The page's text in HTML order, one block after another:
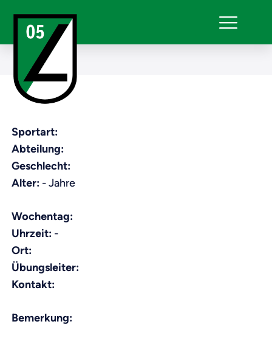
Sportart:
Abteilung:
Geschlecht:
Alter: - Jahre
Wochentag:
Uhrzeit: -
Ort:
Übungsleiter:
Kontakt:
Bemerkung: